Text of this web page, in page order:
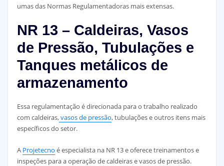
umas das Normas Regulamentadoras mais extensas.
NR 13 – Caldeiras, Vasos
de Pressão, Tubulações e
Tanques metálicos de
armazenamento
Essa regulamentação é direcionada para o trabalho realizado
com caldeiras,vasos de pressão, tubulações e outros itens mais
específicos do setor.
A Projetecno é especialista na NR 13 e oferece treinamentos e
inspeções para a operação de caldeiras e vasos de pressão.